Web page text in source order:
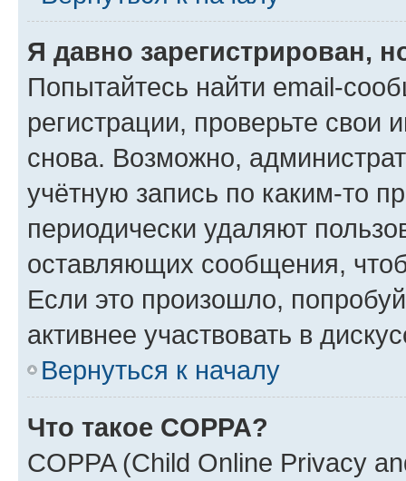
Я давно зарегистрирован,
Попытайтесь найти email-
регистрации, проверьте свои
снова. Возможно,
учётную запись по каким-то
периодически удаляют
оставляющих сообщения,
Если это произошло,
активнее участвовать в
Вернуться к началу
Что такое COPPA?
COPPA (Child Online Privacy